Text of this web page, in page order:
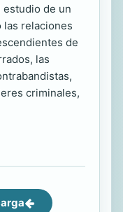
estudio de un
las relaciones
de
las
criminales,